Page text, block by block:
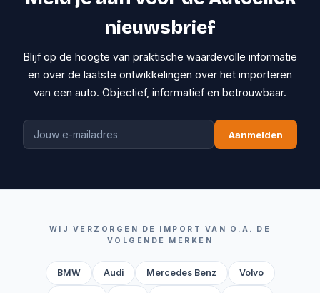
nieuwsbrief
Blijf op de hoogte van praktische waardevolle informatie
en over de laatste ontwikkelingen over het importeren
van een auto. Objectief, informatief en betrouwbaar.
Aanmelden
WIJ VERZORGEN DE IMPORT VAN O.A. DE
VOLGENDE MERKEN
BMW Audi Mercedes Benz Volvo